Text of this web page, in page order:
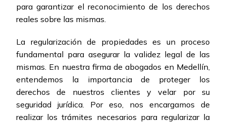
para garantizar el reconocimiento de los derechos
reales sobre las mismas.
La regularización de propiedades es un proceso
fundamental para asegurar la validez legal de las
mismas. En nuestra firma de abogados en Medellín,
entendemos la importancia de proteger los
derechos de nuestros clientes y velar por su
seguridad jurídica. Por eso, nos encargamos de
realizar los trámites necesarios para regularizar la